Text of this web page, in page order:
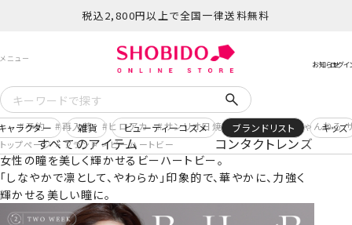
税込2,800円以上で全国一律送料無料
予約 再入荷 ヒロアカ サンリオ日焼け コスメヲタちゃんねる
すべてのアイテム コンタクトレンズ
ャラクター 雑貨 ビューティーコスメ ブランドリスト キッズ
トップページ ブランド ビーハートビー
女性の瞳を美しく輝かせるビーハートビー。
「しなやかで凛として、やわらか」印象的で、華やかに、力強く
輝かせる美しい瞳に。